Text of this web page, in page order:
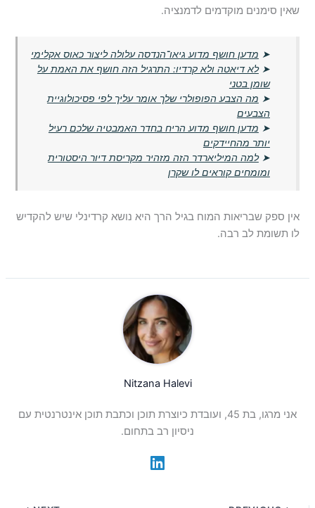
שאין סימנים מוקדמים לדמנציה.
➤ מדען חושף מדוע גיאו־הנדסה עלולה ליצור כאוס אקלימי
➤לא דיאטה ולא קרדיו: התרגיל הזה חושף את האמת על
שומן בטני
➤ מה הצבע הפופולרי שלך אומר עליך לפי פסיכולוגיית
הצבעים
➤ מדען חושף מדוע הריח בחדר האמבטיה שלכם רעיל
יותר מהחיידקים
➤למה המיליארדר הזה מזהיר מקריסת דיור היסטורית
ומומחים קוראים לו שקרן
אין ספק שבריאות המוח בגיל הרך היא נושא קרדינלי שיש להקדיש
לו תשומת לב רבה.
Nitzana Halevi
אני מרגו, בת 45, ועובדת כיוצרת תוכן וכתבת תוכן אינטרנטית עם
ניסיון רב בתחום.